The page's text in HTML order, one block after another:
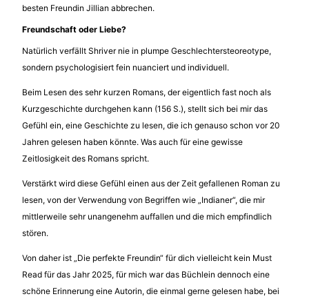
besten Freundin Jillian abbrechen.
Freundschaft oder Liebe?
Natürlich verfällt Shriver nie in plumpe Geschlechtersteoreotype,
sondern psychologisiert fein nuanciert und individuell.
Beim Lesen des sehr kurzen Romans, der eigentlich fast noch als
Kurzgeschichte durchgehen kann (156 S.), stellt sich bei mir das
Gefühl ein, eine Geschichte zu lesen, die ich genauso schon vor 20
Jahren gelesen haben könnte. Was auch für eine gewisse
Zeitlosigkeit des Romans spricht.
Verstärkt wird diese Gefühl einen aus der Zeit gefallenen Roman zu
lesen, von der Verwendung von Begriffen wie „Indianer“, die mir
mittlerweile sehr unangenehm auffallen und die mich empfindlich
stören.
Von daher ist „Die perfekte Freundin“ für dich vielleicht kein Must
Read für das Jahr 2025, für mich war das Büchlein dennoch eine
schöne Erinnerung eine Autorin, die einmal gerne gelesen habe, bei